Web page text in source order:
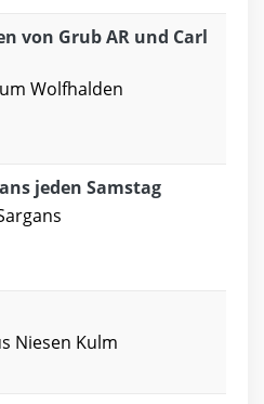
von Grub AR und Carl
Wolfhalden
jeden Samstag
Niesen Kulm